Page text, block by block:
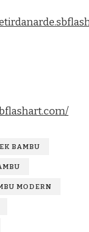
BAMBU
MODERN